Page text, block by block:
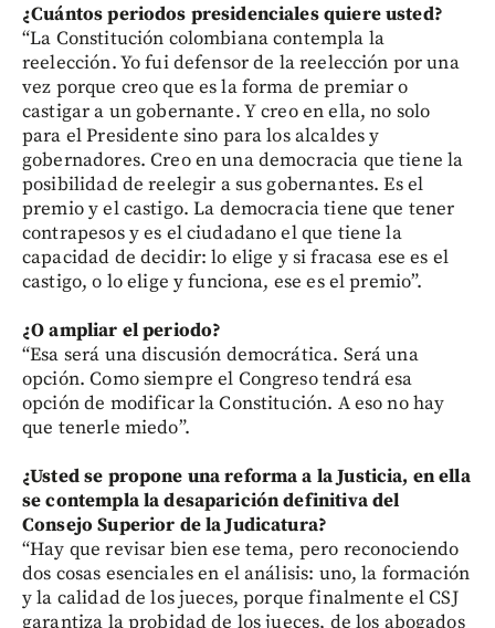
¿Cuántos periodos presidenciales quiere usted?
“La Constitución colombiana contempla la
reelección. Yo fui defensor de la reelección por una
vez porque creo que es la forma de premiar o
castigar a un gobernante. Y creo en ella, no solo
para el Presidente sino para los alcaldes y
gobernadores. Creo en una democracia que tiene la
posibilidad de reelegir a sus gobernantes. Es el
premio y el castigo. La democracia tiene que tener
contrapesos y es el ciudadano el que tiene la
capacidad de decidir: lo elige y si fracasa ese es el
castigo, o lo elige y funciona, ese es el premio”.
¿O ampliar el periodo?
“Esa será una discusión democrática. Será una
opción. Como siempre el Congreso tendrá esa
opción de modificar la Constitución. A eso no hay
que tenerle miedo”.
¿Usted se propone una reforma a la Justicia, en ella
se contempla la desaparición definitiva del
Consejo Superior de la Judicatura?
“Hay que revisar bien ese tema, pero reconociendo
dos cosas esenciales en el análisis: uno, la formación
y la calidad de los jueces, porque finalmente el CSJ
garantiza la probidad de los jueces, de los abogados